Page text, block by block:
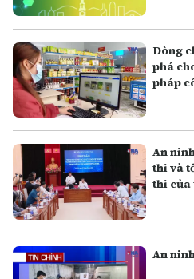
Dòng
phá
pháp
An
thi và
thi
An